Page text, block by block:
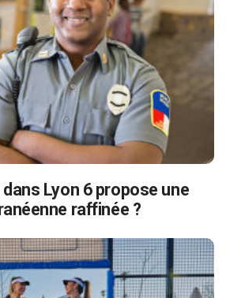
Lyon 6 propose une
raffinée ?